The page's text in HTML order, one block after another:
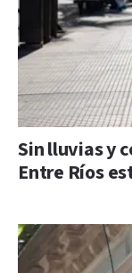
Sin lluvias y
Entre Ríos